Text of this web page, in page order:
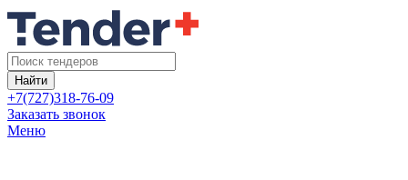
Найти
+7(727)318-76-09
Заказать звонок
Меню